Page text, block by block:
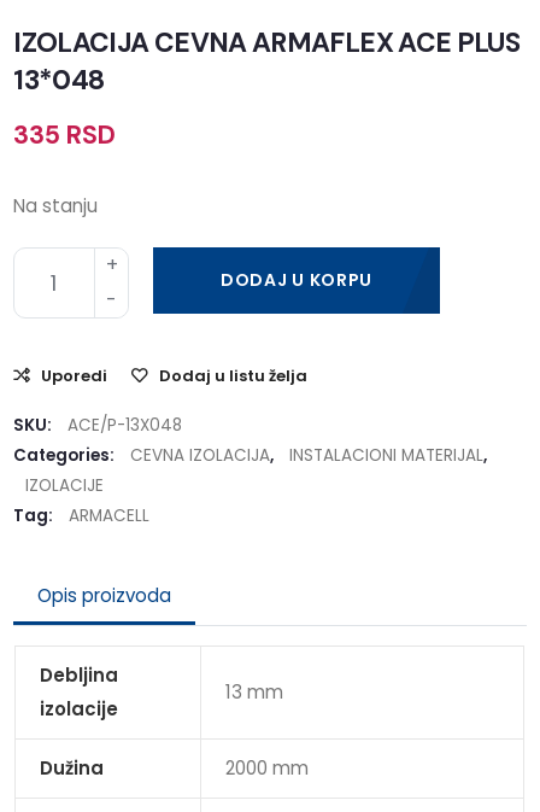
IZOLACIJA CEVNA ARMAFLEX ACE PLUS
13*048
335 RSD
Na stanju
DODAJ U KORPU
Uporedi Dodaj u listu želja
SKU:
ACE/P-13X048
Categories:
CEVNA IZOLACIJA, INSTALACIONI MATERIJAL,
IZOLACIJE
Tag:
ARMACELL
Opis proizvoda
Debljina
izolacije
13 mm
Dužina 2000 mm